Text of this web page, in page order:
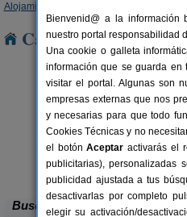
Alojamientos
Casas Rurales cerca
Masia
Tibi (Alicante)
Buscar
Bienvenid@ a la información
nuestro portal responsabilidad
Una cookie o galleta
información que se guarda en
visitar el portal. Algunas son
empresas externas que nos
y necesarias para que todo
Cookies Técnicas y no
el botónAceptar activarás el
publicitarias), personalizadas
publicidad ajustada a tus
desactivarlas por completo
elegir su activación/